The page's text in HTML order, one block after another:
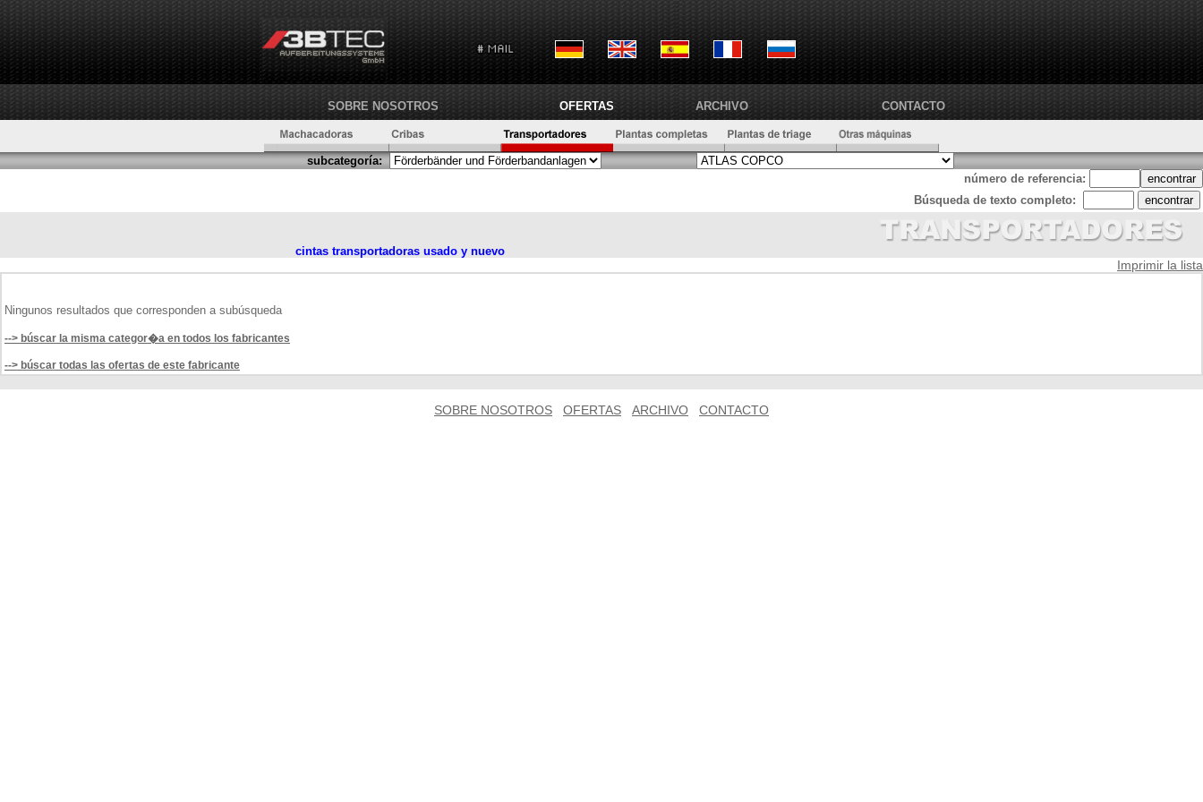
SOBRE NOSOTROS OFERTAS ARCHIVO CONTACTO
subcategoría:
número de referencia:
Búsqueda de texto completo:
cintas transportadoras usado y nuevo
Imprimir la lista
Ningunos resultados que corresponden a subúsqueda
--> búscar la misma categor�a en todos los fabricantes
--> búscar todas las ofertas de este fabricante
SOBRE NOSOTROS OFERTAS ARCHIVO CONTACTO